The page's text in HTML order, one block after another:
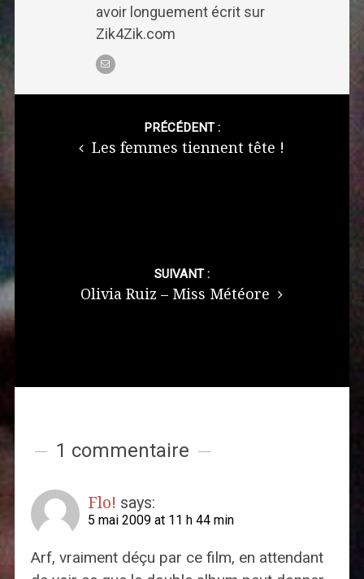
avoir longuement écrit sur
Zik4Zik.com
PRÉCÉDENT :
Les femmes tiennent tête !
SUIVANT :
Olivia Ruiz – Miss Météore
1 commentaire
Flo! says:
5 mai 2009 at 11 h 44 min
Arf, vraiment déçu par ce film, en attendant